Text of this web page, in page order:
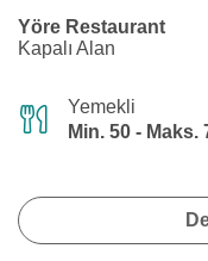
Yöre Restaurant
Kapalı Alan
Yemekli
Min. 50 - Maks.